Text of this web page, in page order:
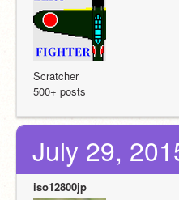
Scratcher
500+ posts
July 29,
iso12800jp